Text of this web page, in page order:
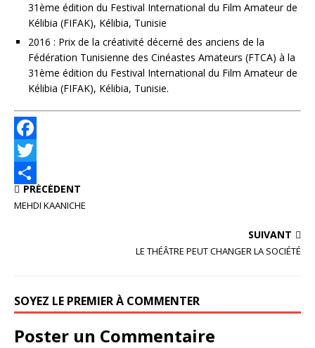
31ème édition du Festival International du Film Amateur de
Kélibia (FIFAK), Kélibia, Tunisie
2016 : Prix de la créativité décerné des anciens de la
Fédération Tunisienne des Cinéastes Amateurs (FTCA) à la
31ème édition du Festival International du Film Amateur de
Kélibia (FIFAK), Kélibia, Tunisie.
F
a
c
k
T
w
r
P
g
e
PRÉCÉDENT
MEHDI KAANICHE
SUIVANT
LE THÉÂTRE PEUT CHANGER LA SOCIÉTÉ
SOYEZ LE PREMIER À COMMENTER
Poster un Commentaire